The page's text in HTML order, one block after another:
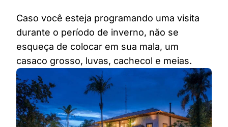
Caso você esteja programando uma visita
durante o período de inverno, não se
esqueça de colocar em sua mala, um
casaco grosso, luvas, cachecol e meias.